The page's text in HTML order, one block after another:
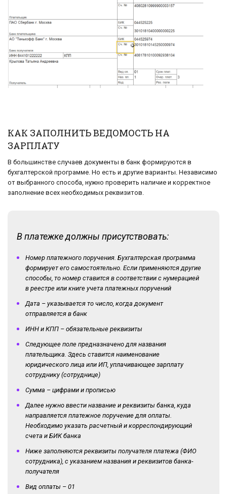
КАК ЗАПОЛНИТЬ ВЕДОМОСТЬ НА
ЗАРПЛАТУ
В большинстве случаев документы в банк формируются в
бухгалтерской программе. Но есть и другие варианты. Независимо
от выбранного способа, нужно проверить наличие и корректное
заполнение всех необходимых реквизитов.
В платежке должны присутствовать:
Номер платежного поручения. Бухгалтерская программа
формирует его самостоятельно. Если применяются другие
способы, то номер ставится в соответствии с нумерацией
в реестре или книге учета платежных поручений
Дата – указывается то число, когда документ
отправляется в банк
ИНН и КПП – обязательные реквизиты
Следующее поле предназначено для названия
плательщика. Здесь ставится наименование
юридического лица или ИП, уплачивающее зарплату
сотруднику (сотруднице)
Сумма – цифрами и прописью
Далее нужно ввести название и реквизиты банка, куда
направляется платежное поручение для оплаты.
Необходимо указать расчетный и корреспондирующий
счета и БИК банка
Ниже заполняются реквизиты получателя платежа (ФИО
сотрудника), с указанием названия и реквизитов банка-
получателя
Вид оплаты – 01